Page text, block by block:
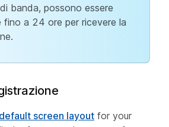
banda, possono essere
fino a 24 ore per ricevere la
screen layout for your